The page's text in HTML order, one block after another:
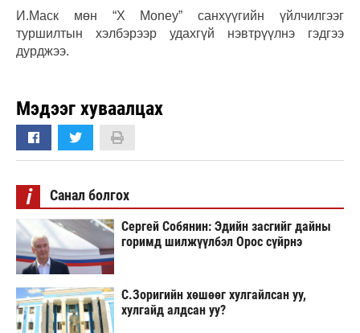
И.Маск мөн “X Money” санхүүгийн үйлчилгээг
туршилтын хэлбэрээр удахгүй нэвтрүүлнэ гэдгээ
дурджээ.
Мэдээг хуваалцах
i Санал болгох
Сергей Собянин: Эдийн засгийг дайны
горимд шилжүүлбэл Орос сүйрнэ
С.Зоригийн хөшөөг хулгайлсан уу,
хулгайд алдсан уу?